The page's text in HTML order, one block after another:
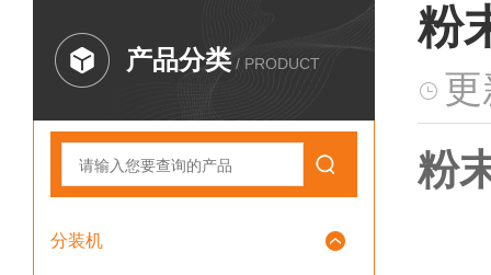
产品分类 / PRODUCT
分装机
粉
粉